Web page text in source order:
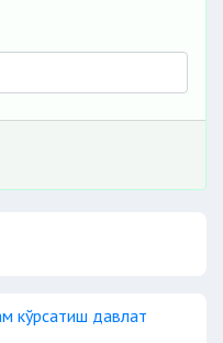
кўрсатиш давлат